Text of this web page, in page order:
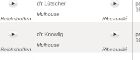
Reichshoffen
d'r Lùtscher
Mulhouse
Ribeauvillé
Reichshoffen
d'r Knowlig
Mulhouse
Ribeauvillé